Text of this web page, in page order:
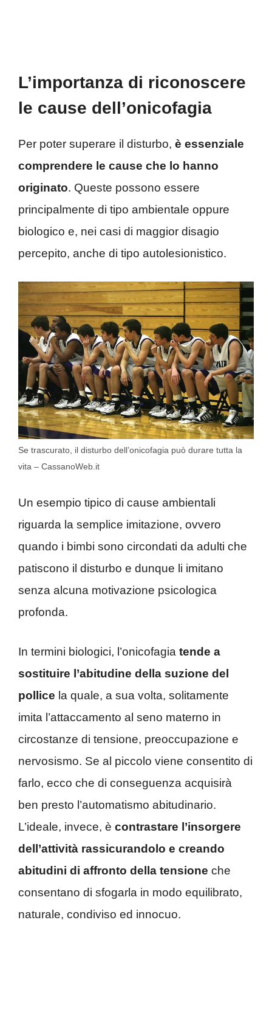
L’importanza di riconoscere
le cause dell’onicofagia
Per poter superare il disturbo, è essenziale
comprendere le cause che lo hanno
originato. Queste possono essere
principalmente di tipo ambientale oppure
biologico e, nei casi di maggior disagio
percepito, anche di tipo autolesionistico.
Se trascurato, il disturbo dell’onicofagia può durare tutta la
vita – CassanoWeb.it
Un esempio tipico di cause ambientali
riguarda la semplice imitazione, ovvero
quando i bimbi sono circondati da adulti che
patiscono il disturbo e dunque li imitano
senza alcuna motivazione psicologica
profonda.
In termini biologici, l’onicofagia tende a
sostituire l’abitudine della suzione del
pollice la quale, a sua volta, solitamente
imita l’attaccamento al seno materno in
circostanze di tensione, preoccupazione e
nervosismo. Se al piccolo viene consentito di
farlo, ecco che di conseguenza acquisirà
ben presto l’automatismo abitudinario.
L’ideale, invece, è contrastare l’insorgere
dell’attività rassicurandolo e creando
abitudini di affronto della tensione che
consentano di sfogarla in modo equilibrato,
naturale, condiviso ed innocuo.